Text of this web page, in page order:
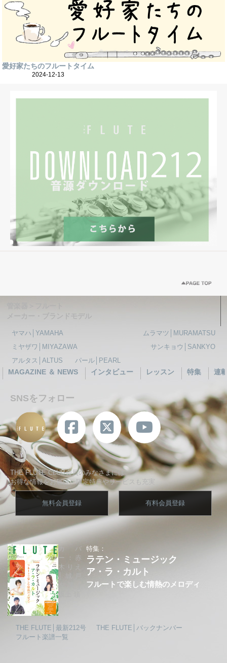
愛好家たちのフルートタイム
2024-12-13
ヤマハ│YAMAHA
ムラマツ│MURAMATSU
ミヤザワ│MIYAZAWA
サンキョウ│SANKYO
アルタス│ALTUS
パール│PEARL
MAGAZINE ＆ NEWS インタビュー レッスン 特集 連
SNSをフォロー
THE FLUTE CLUB会員のみなさまには、
お得な情報をお届け、限定特典やサービスも充実
無料会員登録 有料会員登録
特集：
ラテン・ミュージック
ア・ラ・カルト
フルートで楽しむ情熱のメロディ
カバ
ー：赤
木りえ
THE FLUTE│最新212号
THE FLUTE│バックナンバー
フルート楽譜一覧